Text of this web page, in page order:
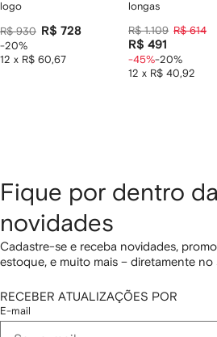
logo
R$ 930 R$ 728
12 x R$ 60,67
-20%
longas
R$ 1.109 R$ 614
R$ 491
12 x R$ 40,92
-45%-20%
Fique por dentro
novidades
Cadastre-se e receba novidades,
estoque, e muito mais – diretamente no
RECEBER ATUALIZAÇÕES POR
E-mail